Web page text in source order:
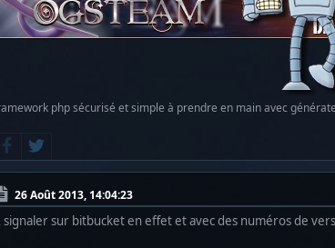
php sécurisé et simple à prendre en main avec
26 Août 2013, 14:04:23
signaler sur bitbucket en effet et avec des numéros de